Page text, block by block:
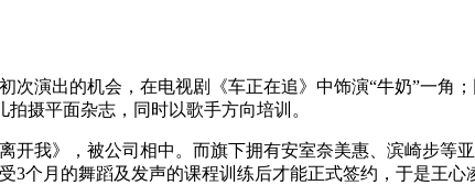
演出的机会，在电视剧《车正在追》中饰演“牛奶”一角
摄平面杂志，同时以歌手方向培训。
开我》，被公司相中。而旗下拥有安室奈美惠、滨崎步等
个月的舞蹈及发声的课程训练后才能正式签约，于是王